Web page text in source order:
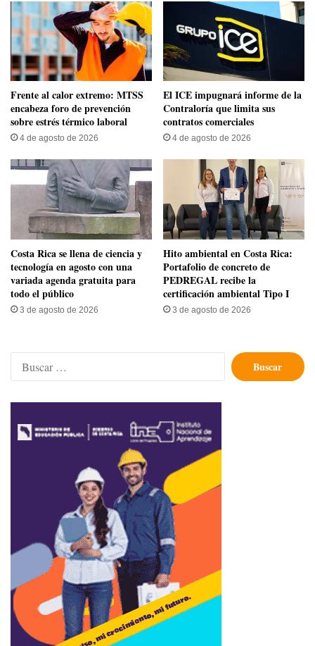
Frente al calor extremo: MTSS
encabeza foro de prevención
sobre estrés térmico laboral
4 de agosto de 2026
El ICE impugnará informe de la
Contraloría que limita sus
contratos comerciales
4 de agosto de 2026
​Costa Rica se llena de ciencia y
tecnología en agosto con una
variada agenda gratuita para
todo el público
3 de agosto de 2026
Hito ambiental en Costa Rica:
Portafolio de concreto de
PEDREGAL recibe la
certificación ambiental Tipo I
3 de agosto de 2026
Buscar: